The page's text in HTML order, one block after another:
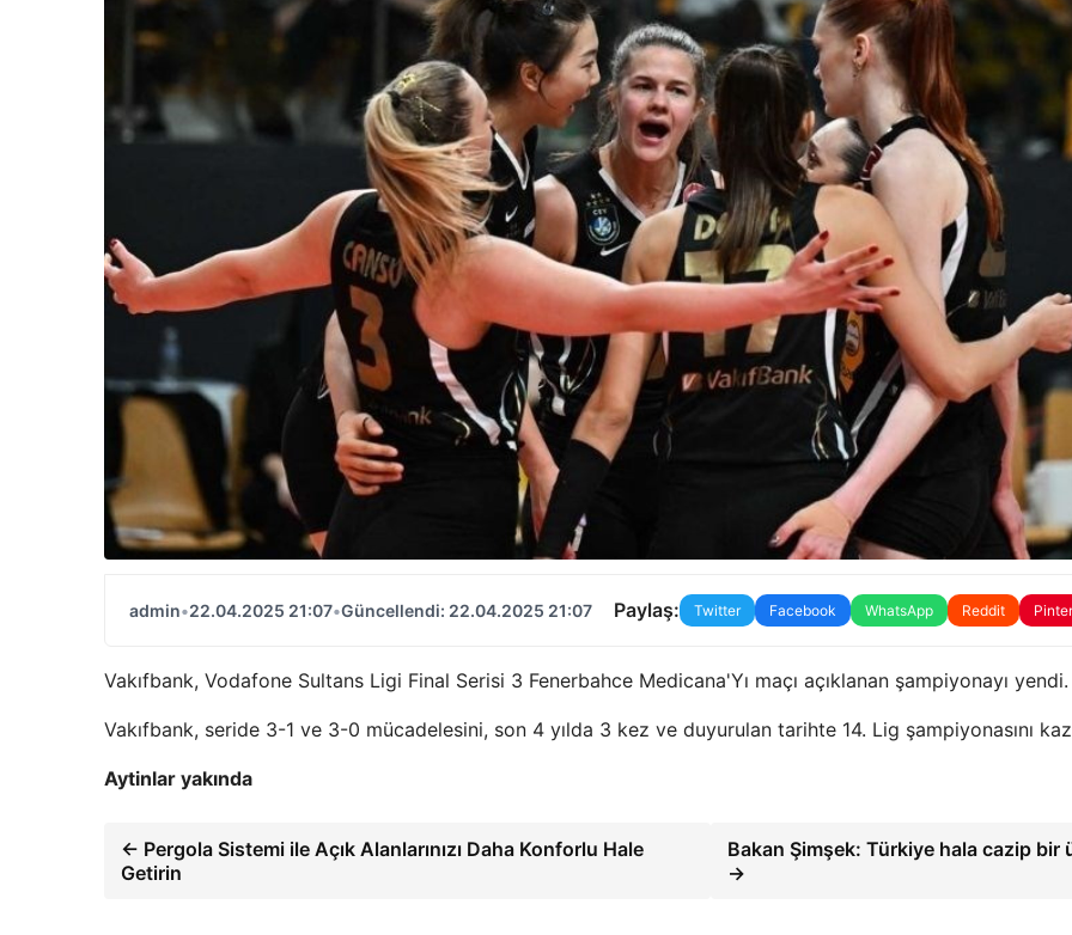
admin•22.04.2025 21:07•Güncellendi: 22.04.2025 21:07 Paylaş: Twitter Facebook WhatsApp Reddit
Vakıfbank, Vodafone Sultans Ligi Final Serisi 3 Fenerbahce Medicana'Yı maçı açıklanan şampiyonayı yendi.
Vakıfbank, seride 3-1 ve 3-0 mücadelesini, son 4 yılda 3 kez ve duyurulan tarihte 14. Lig şampiyonasını
Aytinlar yakında
← Pergola Sistemi ile Açık Alanlarınızı Daha Konforlu Hale
Getirin
Bakan Şimşek: Türkiye hala cazip bir
→